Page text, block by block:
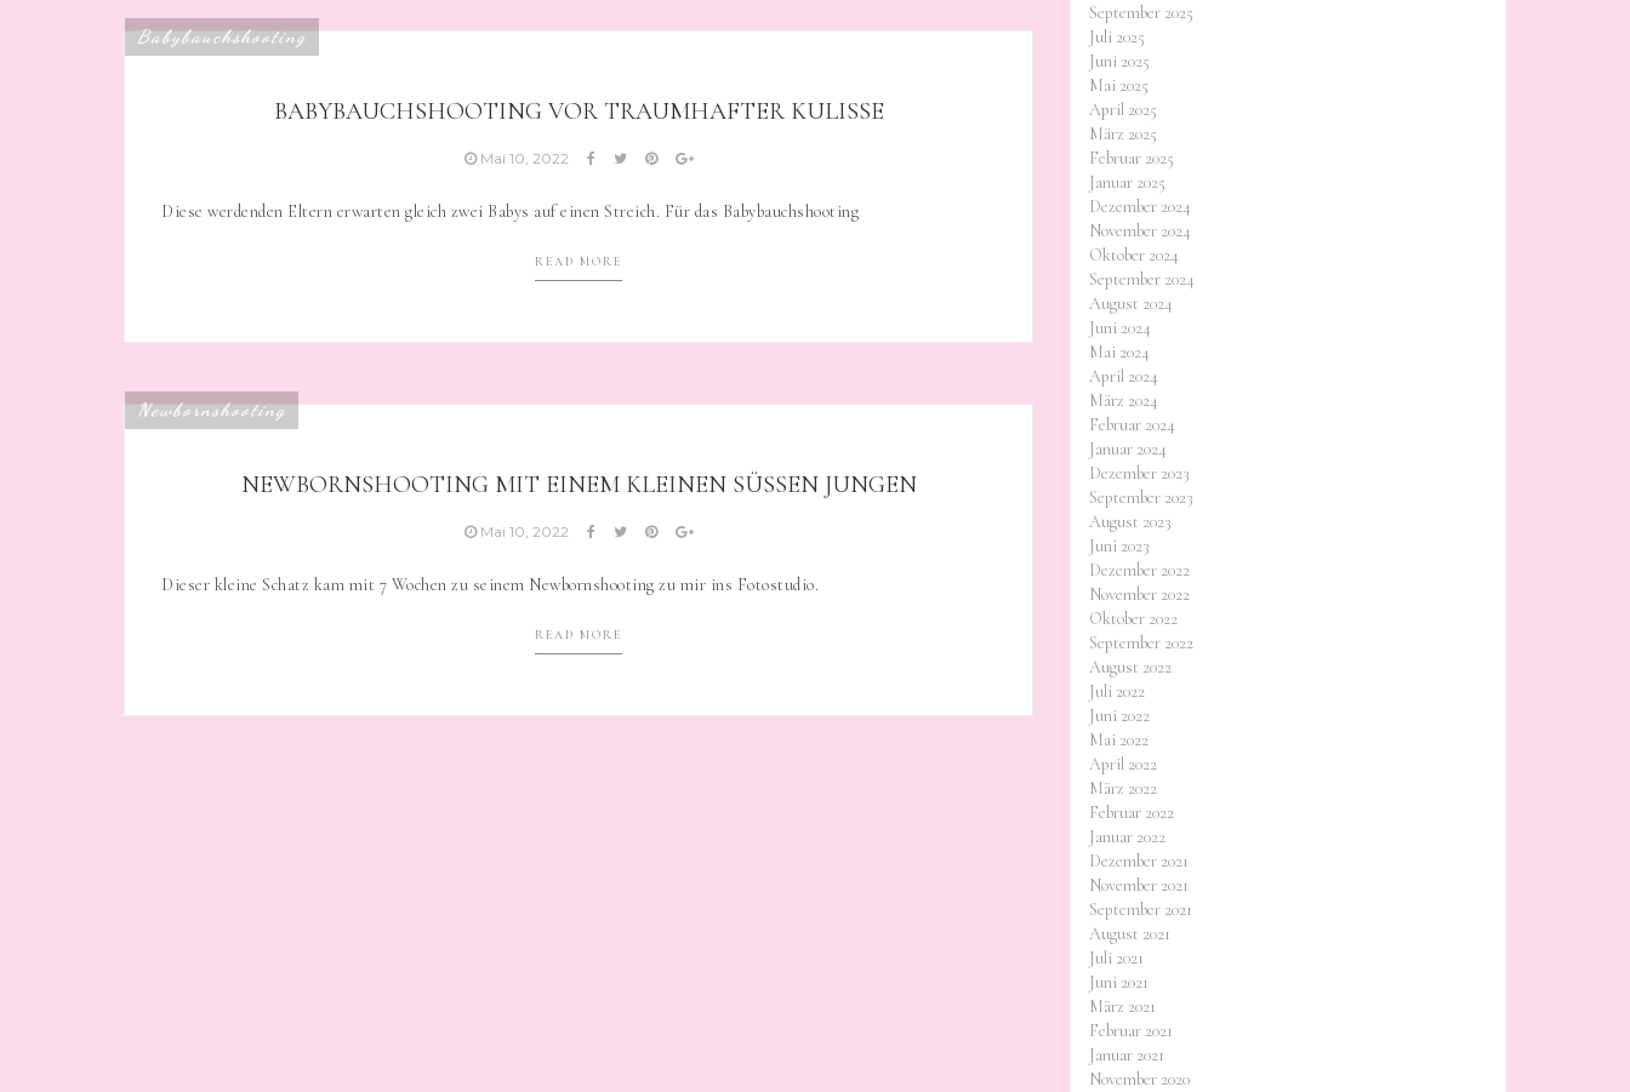
Babybauchshooting
BABYBAUCHSHOOTING VOR TRAUMHAFTER KULISSE
Mai 10, 2022
Diese werdenden Eltern erwarten gleich zwei Babys auf einen Streich. Für das Babybauchshooting
READ MORE
Newbornshooting
NEWBORNSHOOTING MIT EINEM KLEINEN SÜSSEN JUNGEN
Mai 10, 2022
Dieser kleine Schatz kam mit 7 Wochen zu seinem Newbornshooting zu mir ins Fotostudio.
READ MORE
September 2025
Juli 2025
Juni 2025
Mai 2025
April 2025
März 2025
Februar 2025
Januar 2025
Dezember 2024
November 2024
Oktober 2024
September 2024
August 2024
Juni 2024
Mai 2024
April 2024
März 2024
Februar 2024
Januar 2024
Dezember 2023
September 2023
August 2023
Juni 2023
Dezember 2022
November 2022
Oktober 2022
September 2022
August 2022
Juli 2022
Juni 2022
Mai 2022
April 2022
März 2022
Februar 2022
Januar 2022
Dezember 2021
November 2021
September 2021
August 2021
Juli 2021
Juni 2021
März 2021
Februar 2021
Januar 2021
November 2020